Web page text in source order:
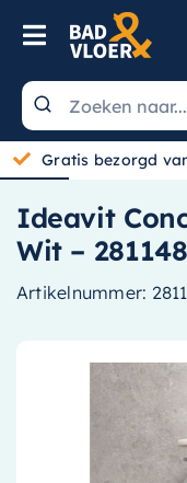
Skip to content
Toggle
Wastafels
Spiegels
Radiatoren
Gratis bezorgd
Ideavit
Wit – 281148
Artikelnummer: